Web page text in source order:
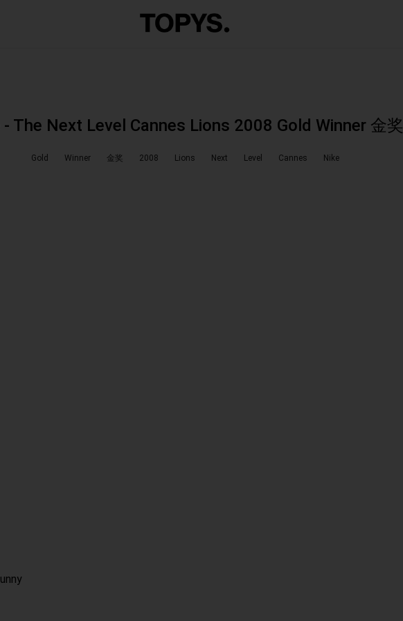
- The Next Level Cannes Lions 2008 Gold Winner 金奖
Gold Winner 金奖 2008 Lions Next Level Cannes Nike